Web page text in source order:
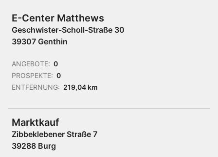
E-Center Matthews
Geschwister-Scholl-Straße 30
39307 Genthin
ANGEBOTE: 0
PROSPEKTE: 0
ENTFERNUNG: 219,04 km
Marktkauf
Zibbeklebener Straße 7
39288 Burg